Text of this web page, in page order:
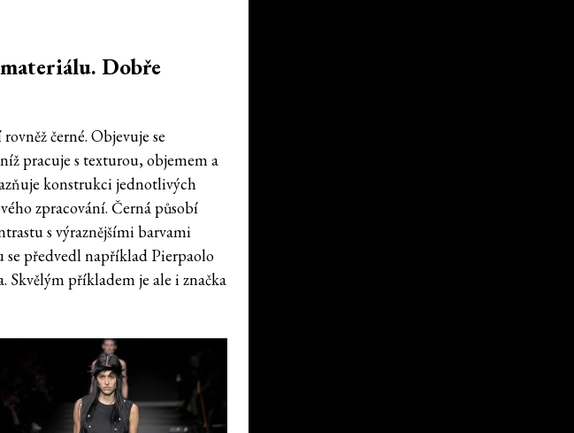
Dobře
černé. Objevuje se
pracuje s texturou, objemem a
konstrukci jednotlivých
zpracování. Černá působí
s výraznějšími barvami
se předvedl například Pierpaolo
příkladem je ale i značka